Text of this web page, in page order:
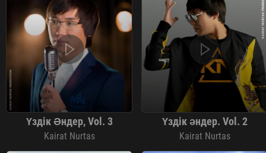
Үздік Әндер, Vol. 3
Kairat Nurtas
Үздік әндер. Vol. 2
Kairat Nurtas